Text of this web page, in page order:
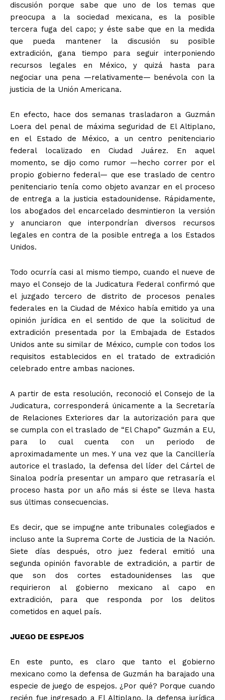
discusión porque sabe que uno de los temas que
preocupa a la sociedad mexicana, es la posible
tercera fuga del capo; y éste sabe que en la medida
que pueda mantener la discusión su posible
extradición, gana tiempo para seguir interponiendo
recursos legales en México, y quizá hasta para
negociar una pena —relativamente— benévola con la
justicia de la Unión Americana.
En efecto, hace dos semanas trasladaron a Guzmán
Loera del penal de máxima seguridad de El Altiplano,
en el Estado de México, a un centro penitenciario
federal localizado en Ciudad Juárez. En aquel
momento, se dijo como rumor —hecho correr por el
propio gobierno federal— que ese traslado de centro
penitenciario tenía como objeto avanzar en el proceso
de entrega a la justicia estadounidense. Rápidamente,
los abogados del encarcelado desmintieron la versión
y anunciaron que interpondrían diversos recursos
legales en contra de la posible entrega a los Estados
Unidos.
Todo ocurría casi al mismo tiempo, cuando el nueve de
mayo el Consejo de la Judicatura Federal confirmó que
el juzgado tercero de distrito de procesos penales
federales en la Ciudad de México había emitido ya una
opinión jurídica en el sentido de que la solicitud de
extradición presentada por la Embajada de Estados
Unidos ante su similar de México, cumple con todos los
requisitos establecidos en el tratado de extradición
celebrado entre ambas naciones.
A partir de esta resolución, reconoció el Consejo de la
Judicatura, corresponderá únicamente a la Secretaría
de Relaciones Exteriores dar la autorización para que
se cumpla con el traslado de “El Chapo” Guzmán a EU,
para lo cual cuenta con un periodo de
aproximadamente un mes. Y una vez que la Cancillería
autorice el traslado, la defensa del líder del Cártel de
Sinaloa podría presentar un amparo que retrasaría el
proceso hasta por un año más si éste se lleva hasta
sus últimas consecuencias.
Es decir, que se impugne ante tribunales colegiados e
incluso ante la Suprema Corte de Justicia de la Nación.
Siete días después, otro juez federal emitió una
segunda opinión favorable de extradición, a partir de
que son dos cortes estadounidenses las que
requirieron al gobierno mexicano al capo en
extradición, para que responda por los delitos
cometidos en aquel país.
JUEGO DE ESPEJOS
En este punto, es claro que tanto el gobierno
mexicano como la defensa de Guzmán ha barajado una
especie de juego de espejos. ¿Por qué? Porque cuando
recién fue ingresado a El Altiplano, la defensa jurídica